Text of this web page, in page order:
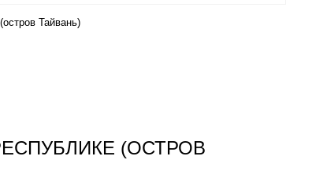
Тайвань)
(ОСТРОВ